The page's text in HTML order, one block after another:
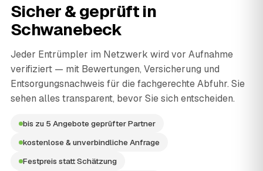
Sicher & geprüft in
Schwanebeck
Jeder Entrümpler im Netzwerk wird vor Aufnahme
verifiziert — mit Bewertungen, Versicherung und
Entsorgungsnachweis für die fachgerechte Abfuhr. Sie
sehen alles transparent, bevor Sie sich entscheiden.
bis zu 5 Angebote geprüfter Partner
kostenlose & unverbindliche Anfrage
Festpreis statt Schätzung